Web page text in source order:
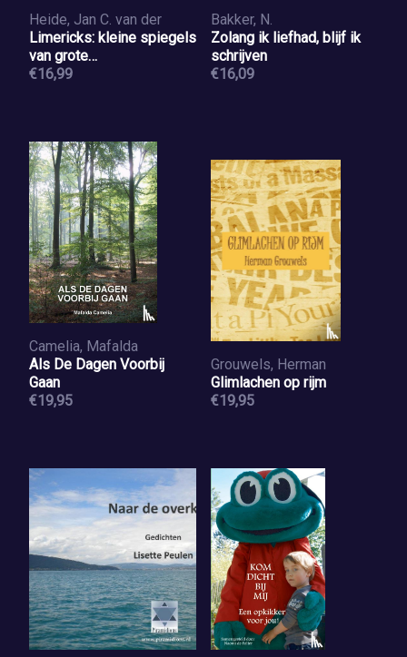
Heide, Jan C. van der
Limericks: kleine spiegels
van grote
eigenaardigheden
€16,99
Bakker, N.
Zolang ik liefhad, blijf ik
schrijven
€16,09
Camelia, Mafalda
Als De Dagen Voorbij
Gaan
€19,95
Grouwels, Herman
Glimlachen op rijm
€19,95